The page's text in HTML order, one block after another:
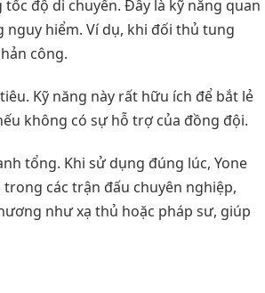
độ di chuyển. Đây là kỹ năng quan
hiểm. Ví dụ, khi đối thủ tung
công.
Kỹ năng này rất hữu ích để bắt lẻ
không có sự hỗ trợ của đồng đội.
tổng. Khi sử dụng đúng lúc, Yone
các trận đấu chuyên nghiệp,
như xạ thủ hoặc pháp sư, giúp